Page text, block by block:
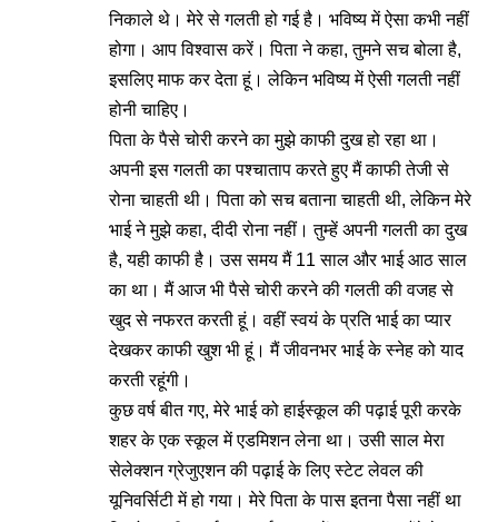
निकाले थे। मेरे से गलती हो गई है। भविष्य में ऐसा कभी नहीं
होगा। आप विश्वास करें। पिता ने कहा, तुमने सच बोला है,
इसलिए माफ कर देता हूं। लेकिन भविष्य में ऐसी गलती नहीं
होनी चाहिए।
पिता के पैसे चोरी करने का मुझे काफी दुख हो रहा था।
अपनी इस गलती का पश्चाताप करते हुए मैं काफी तेजी से
रोना चाहती थी। पिता को सच बताना चाहती थी, लेकिन मेरे
भाई ने मुझे कहा, दीदी रोना नहीं। तुम्हें अपनी गलती का दुख
है, यही काफी है। उस समय मैं 11 साल और भाई आठ साल
का था। मैं आज भी पैसे चोरी करने की गलती की वजह से
खुद से नफरत करती हूं। वहीं स्वयं के प्रति भाई का प्यार
देखकर काफी खुश भी हूं। मैं जीवनभर भाई के स्नेह को याद
करती रहूंगी।
कुछ वर्ष बीत गए, मेरे भाई को हाईस्कूल की पढ़ाई पूरी करके
शहर के एक स्कूल में एडमिशन लेना था। उसी साल मेरा
सेलेक्शन ग्रेजुएशन की पढ़ाई के लिए स्टेट लेवल की
यूनिवर्सिटी में हो गया। मेरे पिता के पास इतना पैसा नहीं था